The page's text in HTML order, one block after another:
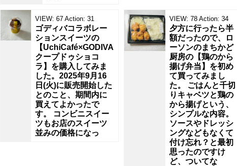
ナ
ー
VIEW: 67 Action: 31
ゴディバコラボレー
ションスイーツの
【UchiCafé×GODIVA
クープドゥショコ
ラ】を購入してみま
した。2025年9月16
日(火)に販売開始した
とのこと、期間内に
買えてよかったで
す。 コンビニスイー
ツもお店のスイーツ
並みの価格になっ
VIEW: 78 Action: 34
夕方に行ったら半
額だったので、ロ
ーソンのまちかど
厨房の【鶏のから
揚げ弁当】を初め
て買ってみまし
た。 ごはんと千切
りキャベツと鶏の
から揚げという、
シンプルな内容。
ソースやドレッシ
ングなどもなくて
付け忘れ？と最初
思ったのですけ
ど、ついてな